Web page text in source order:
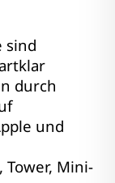
sind
durch
und
Tower, Mini-